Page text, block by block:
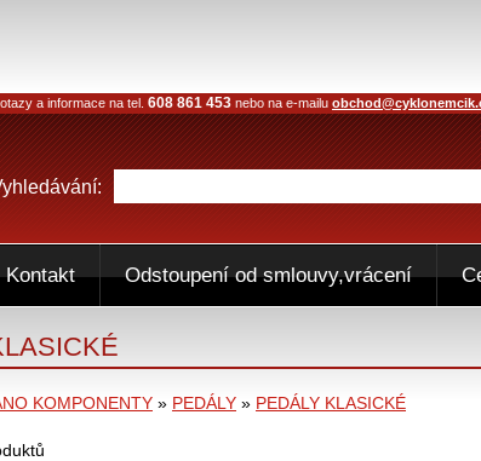
KOMPONENTY » PEDÁLY » PEDÁLY KLASICKÉ
a informace na tel. 608 861 453 nebo na e-mailu
Kontakt Odstoupení od smlouvy,vrácení